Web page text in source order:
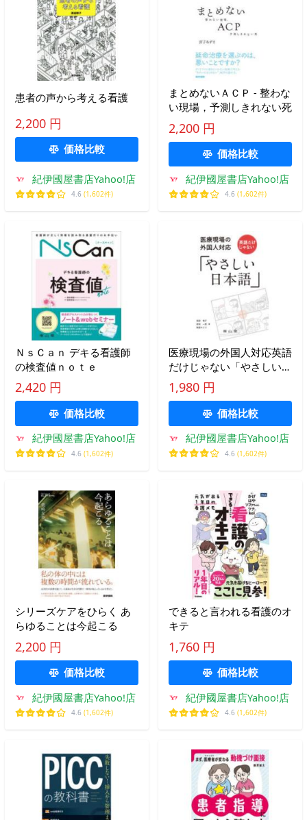
患者の声から考える看護
2,200 円
価格比較
紀伊國屋書店Yahoo!店
4.6 (1,602件)
まとめないＡＣＰ - 整わな
い現場，予測しきれない死
2,200 円
価格比較
紀伊國屋書店Yahoo!店
4.6 (1,602件)
ＮｓＣａｎ デキる看護師
の検査値ｎｏｔｅ
2,420 円
価格比較
紀伊國屋書店Yahoo!店
4.6 (1,602件)
医療現場の外国人対応英語
だけじゃない「やさしい日
本語」
1,980 円
価格比較
紀伊國屋書店Yahoo!店
4.6 (1,602件)
シリーズケアをひらく あ
らゆることは今起こる
2,200 円
価格比較
紀伊國屋書店Yahoo!店
4.6 (1,602件)
できると言われる看護のオ
キテ
1,760 円
価格比較
紀伊國屋書店Yahoo!店
4.6 (1,602件)